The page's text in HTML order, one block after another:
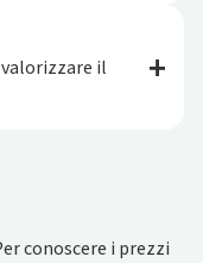
il
conoscere i prezzi